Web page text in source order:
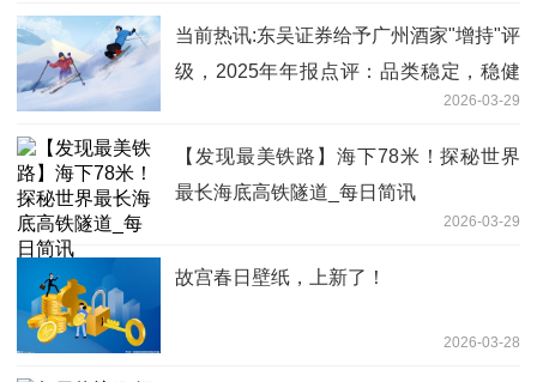
当前热讯:东吴证券给予广州酒家"增持"评
级，2025年年报点评：品类稳定，稳健
2026-03-29
【发现最美铁路】海下78米！探秘世界
最长海底高铁隧道_每日简讯
2026-03-29
故宫春日壁纸，上新了！
2026-03-28